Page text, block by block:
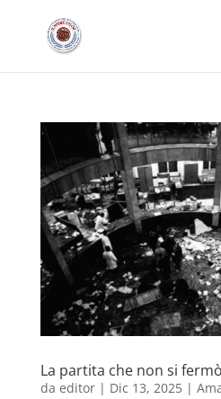
La partita che non si fermò
da editor| Dic 13, 2025|